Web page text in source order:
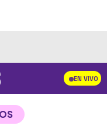
EN VIVO